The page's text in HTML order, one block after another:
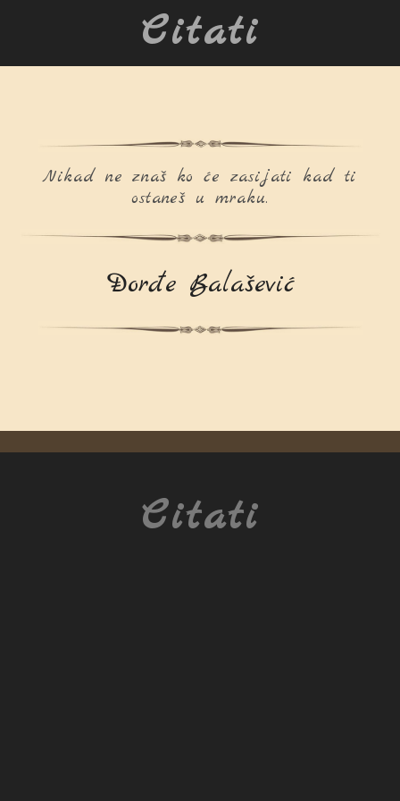
Citati
Nikad ne znaš ko će zasijati kad ti
ostaneš u mraku.
Đorđe Balašević
Citati